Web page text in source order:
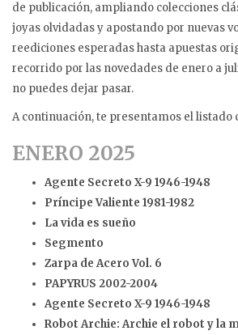
de publicación, ampliando colecciones
joyas olvidadas y apostando por nuevas
reediciones esperadas hasta apuestas
recorrido por las novedades de enero a
no puedes dejar pasar.
A continuación, te presentamos el listado
ENERO 2025
Agente Secreto X-9 1946-1948
Príncipe Valiente 1981-1982
La vida es sueño
Segmento
Zarpa de Acero Vol. 6
PAPYRUS 2002-2004
Agente Secreto X-9 1946-1948
Robot Archie: Archie el robot y la